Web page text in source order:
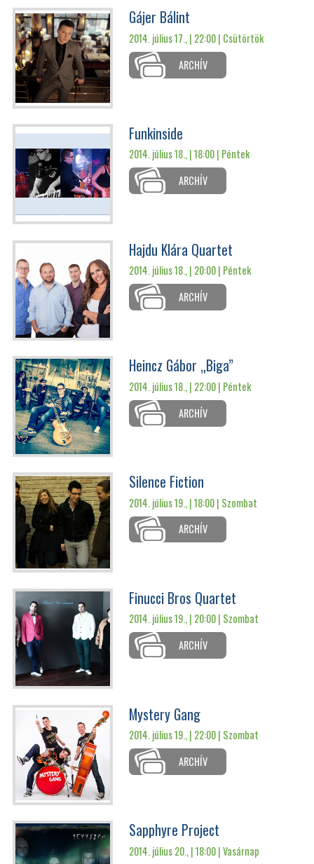
Gájer Bálint
2014. július 17., | 22:00 | Csütörtök
ARCHÍV
Funkinside
2014. július 18., | 18:00 | Péntek
ARCHÍV
Hajdu Klára Quartet
2014. július 18., | 20:00 | Péntek
ARCHÍV
Heincz Gábor „Biga”
2014. július 18., | 22:00 | Péntek
ARCHÍV
Silence Fiction
2014. július 19., | 18:00 | Szombat
ARCHÍV
Finucci Bros Quartet
2014. július 19., | 20:00 | Szombat
ARCHÍV
Mystery Gang
2014. július 19., | 22:00 | Szombat
ARCHÍV
Sapphyre Project
2014. július 20., | 18:00 |Vasárnap